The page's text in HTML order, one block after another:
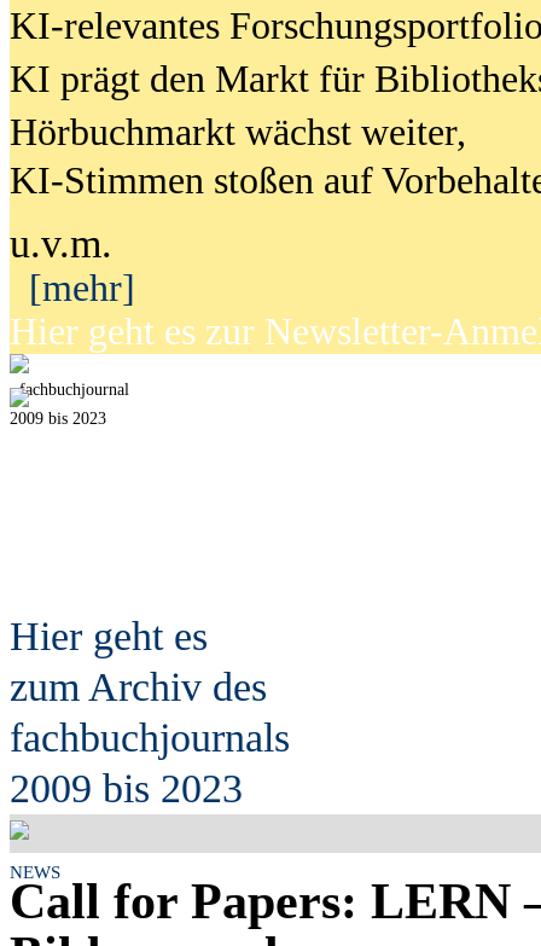
KI-relevantes
KI prägt den Markt für
Hörbuchmarkt wächst weiter,
KI-Stimmen stoßen auf
u.v.m.
[mehr]
Hier geht es zur Newsletter-
fachbuchjournal
2009 bis 2023
Hier geht es
zum Archiv des
fachbuchjournals
2009 bis 2023
NEWS
Call for Papers: LERN